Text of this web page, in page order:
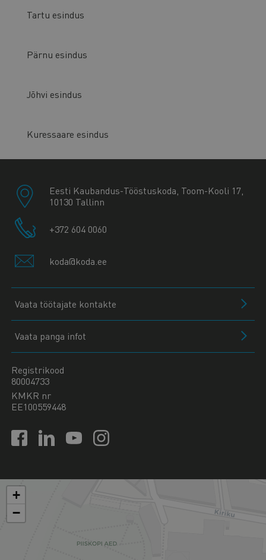
Tartu esindus
Pärnu esindus
Jõhvi esindus
Kuressaare esindus
Eesti Kaubandus-Tööstuskoda, Toom-Kooli 17,
10130 Tallinn
+372 604 0060
koda@koda.ee
Vaata töötajate kontakte
Vaata panga infot
Registrikood
80004733
KMKR nr
EE100559448
+
−